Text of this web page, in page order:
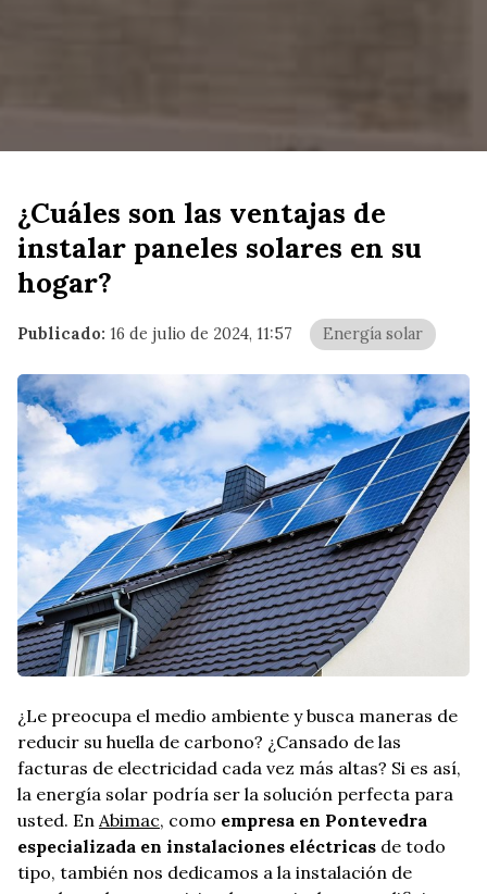
¿Cuáles son las ventajas de
instalar paneles solares en su
hogar?
Publicado: 16 de julio de 2024, 11:57 Energía solar
¿Le preocupa el medio ambiente y busca maneras de
reducir su huella de carbono? ¿Cansado de las
facturas de electricidad cada vez más altas? Si es así,
la energía solar podría ser la solución perfecta para
usted. En Abimac, como empresa en Pontevedra
especializada en instalaciones eléctricas de todo
tipo, también nos dedicamos a la instalación de